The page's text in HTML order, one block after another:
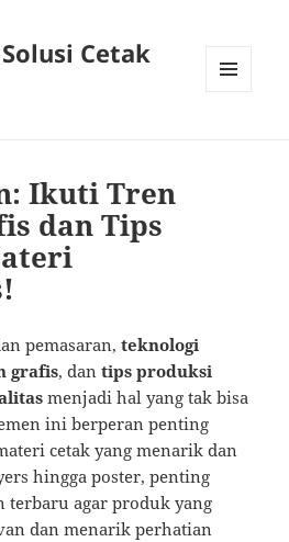
Cetak
Ikuti Tren
dan Tips
pemasaran,teknologi
grafis, dantips produksi
menjadi hal yang tak bisa
ini berperan penting
cetak yang menarik dan
hingga poster, penting
agar produk yang
dan menarik perhatian